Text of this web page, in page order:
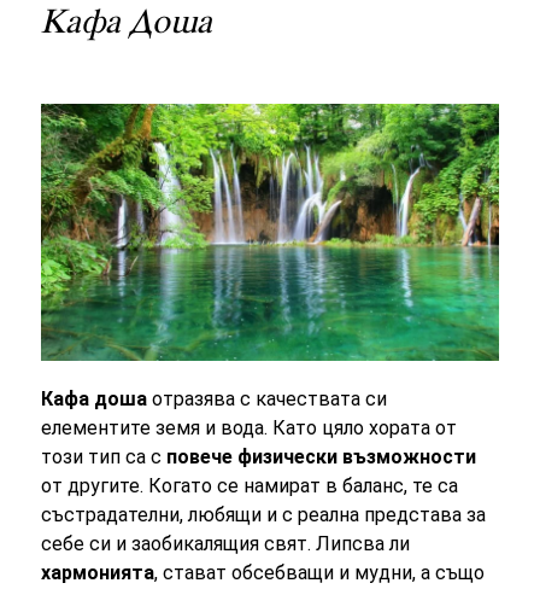
Кафа Доша
Кафа доша отразява с качествата си
елементите земя и вода. Като цяло хората от
този тип са с повече физически възможности
от другите. Когато се намират в баланс, те са
състрадателни, любящи и с реална представа за
себе си и заобикалящия свят. Липсва ли
хармонията, стават обсебващи и мудни, а също